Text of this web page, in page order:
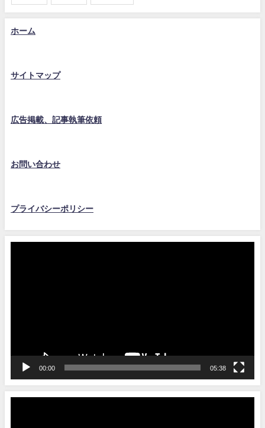
ホーム
サイトマップ
広告掲載、記事執筆依頼
お問い合わせ
プライバシーポリシー
00:00 05:38